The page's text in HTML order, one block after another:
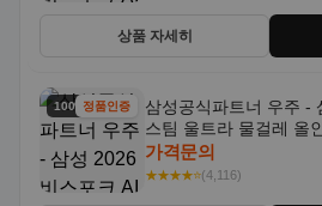
상품 자세히
100% 할인
정품인증
삼성공식파트너 우주 -
스팀 울트라 물걸레 올
콜 AAH
가격문의
★★★★⭐(4,116)